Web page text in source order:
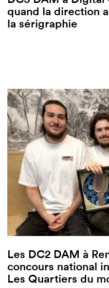
quand la direction
la sérigraphie
Les DC2 DAM à
concours national
Les Quartiers du